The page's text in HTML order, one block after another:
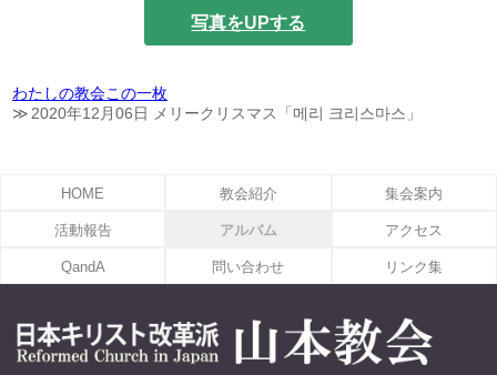
写真をUPする
わたしの教会この一枚
2020年12月06日 メリークリスマス「메리 크리스마스」
HOME 教会紹介 集会案内
活動報告 アルバム アクセス
QandA 問い合わせ リンク集